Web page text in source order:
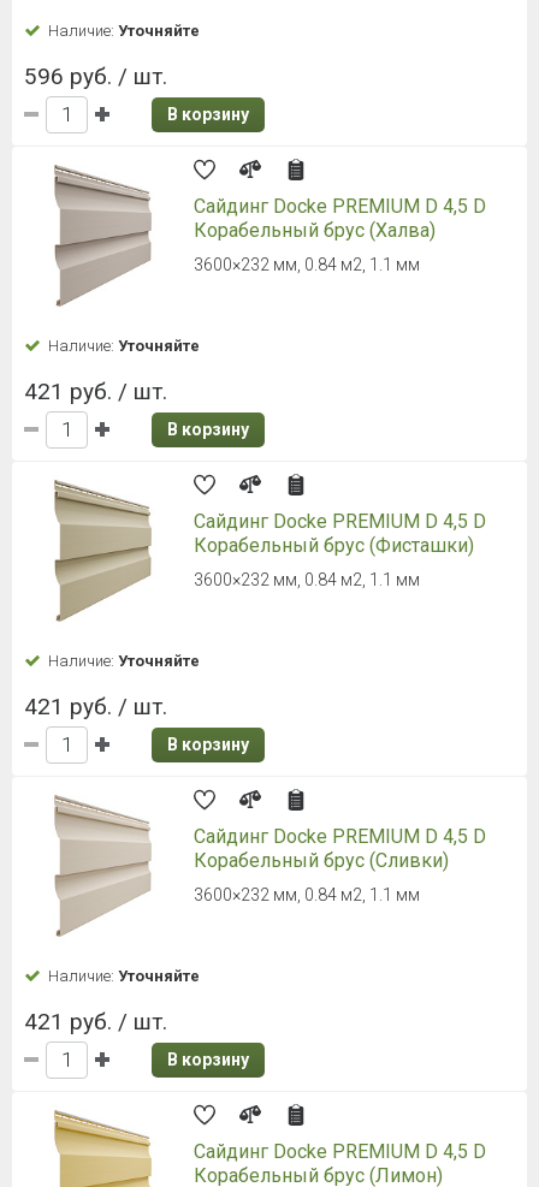
Наличие: Уточняйте
596 руб. / шт.
В корзину
Сайдинг Docke PREMIUM D 4,5 D
Корабельный брус (Халва)
3600×232 мм, 0.84 м2, 1.1 мм
Наличие: Уточняйте
421 руб. / шт.
В корзину
Сайдинг Docke PREMIUM D 4,5 D
Корабельный брус (Фисташки)
3600×232 мм, 0.84 м2, 1.1 мм
Наличие: Уточняйте
421 руб. / шт.
В корзину
Сайдинг Docke PREMIUM D 4,5 D
Корабельный брус (Сливки)
3600×232 мм, 0.84 м2, 1.1 мм
Наличие: Уточняйте
421 руб. / шт.
В корзину
Сайдинг Docke PREMIUM D 4,5 D
Корабельный брус (Лимон)